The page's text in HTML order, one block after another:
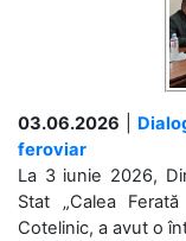
03.06.2026
feroviar
La 3 iunie 2026,
Stat „Calea
Cotelinic, a avut o